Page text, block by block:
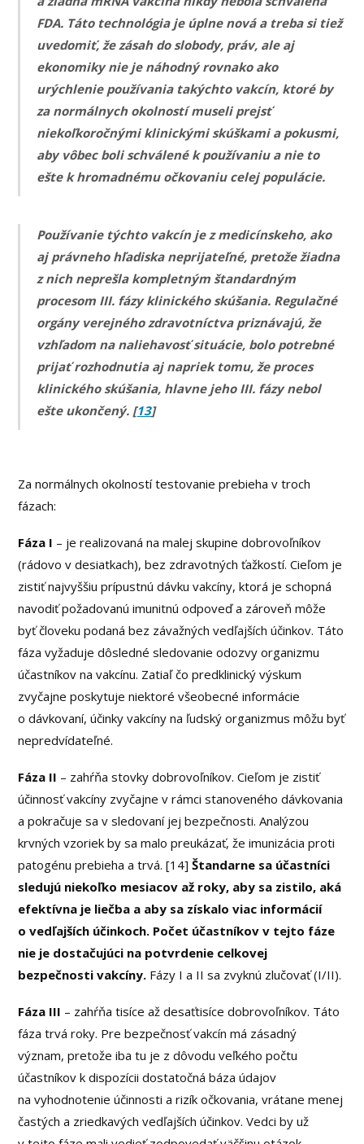
FDA. Táto technológia je úplne nová a treba si tiež
uvedomiť, že zásah do slobody, práv, ale aj
ekonomiky nie je náhodný rovnako ako
urýchlenie používania takýchto vakcín, ktoré by
za normálnych okolností museli prejsť
niekoľkoročnými klinickými skúškami a pokusmi,
aby vôbec boli schválené k používaniu a nie to
ešte k hromadnému očkovaniu celej populácie.
Používanie týchto vakcín je z medicínskeho, ako
aj právneho hľadiska neprijateľné, pretože žiadna
z nich neprešla kompletným štandardným
procesom III. fázy klinického skúšania. Regulačné
orgány verejného zdravotníctva priznávajú, že
vzhľadom na naliehavosť situácie, bolo potrebné
prijať rozhodnutia aj napriek tomu, že proces
klinického skúšania, hlavne jeho III. fázy nebol
ešte ukončený. [13]
Za normálnych okolností testovanie prebieha v troch
fázach:
Fáza I – je realizovaná na malej skupine dobrovoľníkov
(rádovo v desiatkach), bez zdravotných ťažkostí. Cieľom je
zistiť najvyššiu prípustnú dávku vakcíny, ktorá je schopná
navodiť požadovanú imunitnú odpoveď a zároveň môže
byť človeku podaná bez závažných vedľajších účinkov. Táto
fáza vyžaduje dôsledné sledovanie odozvy organizmu
účastníkov na vakcínu. Zatiaľ čo predklinický výskum
zvyčajne poskytuje niektoré všeobecné informácie
o dávkovaní, účinky vakcíny na ľudský organizmus môžu byť
nepredvídateľné.
Fáza II – zahŕňa stovky dobrovoľníkov. Cieľom je zistiť
účinnosť vakcíny zvyčajne v rámci stanoveného dávkovania
a pokračuje sa v sledovaní jej bezpečnosti. Analýzou
krvných vzoriek by sa malo preukázať, že imunizácia proti
patogénu prebieha a trvá. [14]Štandarne sa účastníci
sledujú niekoľko mesiacov až roky, aby sa zistilo, aká
efektívna je liečba a aby sa získalo viac informácií
o vedľajších účinkoch. Počet účastníkov v tejto fáze
nie je dostačujúci na potvrdenie celkovej
bezpečnosti vakcíny. Fázy I a II sa zvyknú zlučovať (I/II).
Fáza III – zahŕňa tisíce až desaťtisíce dobrovoľníkov. Táto
fáza trvá roky. Pre bezpečnosť vakcín má zásadný
význam, pretože iba tu je z dôvodu veľkého počtu
účastníkov k dispozícii dostatočná báza údajov
na vyhodnotenie účinnosti a rizík očkovania, vrátane menej
častých a zriedkavých vedľajších účinkov. Vedci by už